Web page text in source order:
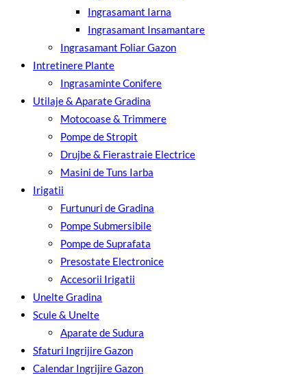
Ingrasamant Iarna
Ingrasamant Insamantare
Ingrasamant Foliar Gazon
Intretinere Plante
Ingrasaminte Conifere
Utilaje & Aparate Gradina
Motocoase & Trimmere
Pompe de Stropit
Drujbe & Fierastraie Electrice
Masini de Tuns Iarba
Irigatii
Furtunuri de Gradina
Pompe Submersibile
Pompe de Suprafata
Presostate Electronice
Accesorii Irigatii
Unelte Gradina
Scule & Unelte
Aparate de Sudura
Sfaturi Ingrijire Gazon
Calendar Ingrijire Gazon